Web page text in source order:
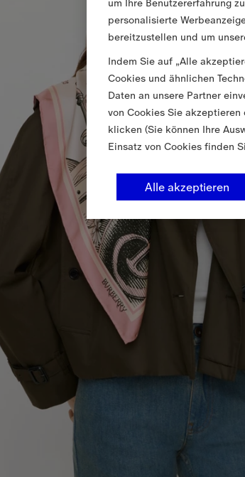
um Ihre Benutzererfahrung
personalisierte
bereitzustellen und um
Indem Sie auf „Alle
Cookies und ähnlichen
Daten an unsere Partner
von Cookies Sie
klicken (Sie können Ihre
Einsatz von Cookies finden
Alle akzeptieren